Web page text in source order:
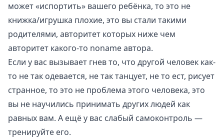
может «испортить» вашего ребёнка, то это не
книжка/игрушка плохие, это вы стали такими
родителями, авторитет которых ниже чем
авторитет какого-то noname автора.
Если у вас вызывает гнев то, что другой человек как-
то не так одевается, не так танцует, не то ест, рисует
странное, то это не проблема этого человека, это
вы не научились принимать других людей как
равных вам. А ещё у вас слабый самоконтроль —
тренируйте его.